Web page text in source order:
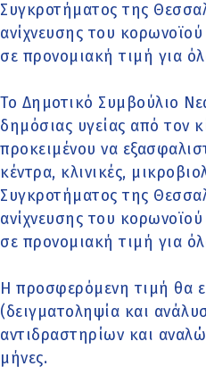
Συγκροτήματος της
ανίχνευσης του
σε προνομιακή τιμή για
Το Δημοτικό Συμβούλιο
δημόσιας υγείας από τον
προκειμένου να
κέντρα, κλινικές,
Συγκροτήματος της
ανίχνευσης του
σε προνομιακή τιμή για
Η προσφερόμενη τιμή θα
(δειγματοληψία και
αντιδραστηρίων και
μήνες.